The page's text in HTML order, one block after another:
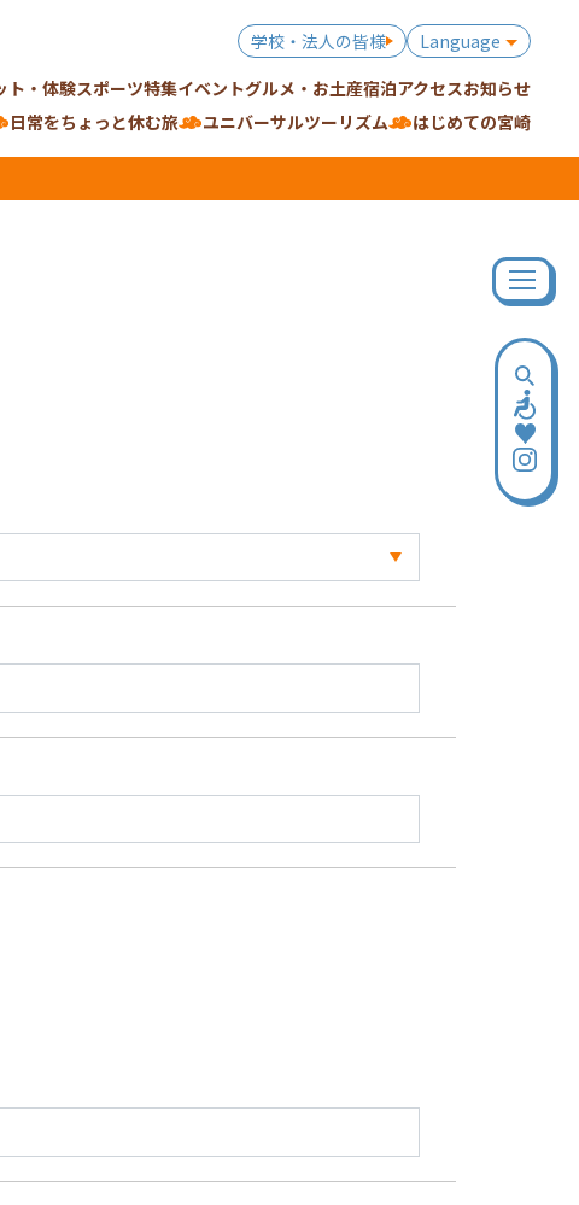
学校・法人の皆様
Language
ト・体験スポーツ特集イベントグルメ・お土産宿泊アクセスお知らせ
日常をちょっと休む旅 ユニバーサルツーリズム はじめての宮崎